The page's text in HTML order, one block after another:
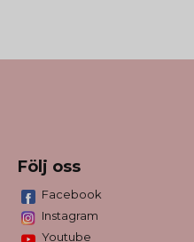
Följ oss
Facebook
Instagram
Youtube